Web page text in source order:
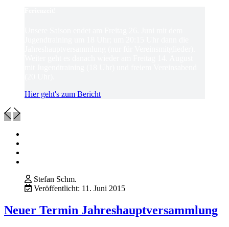
Hier geht's zum Bericht
Stefan Schm.
Veröffentlicht: 11. Juni 2015
Neuer Termin Jahreshauptversammlung